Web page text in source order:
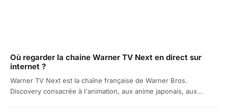
Où regarder la chaine Warner TV Next en direct sur
internet ?
Warner TV Next est la chaîne française de Warner Bros.
Discovery consacrée à l'animation, aux anime japonais, aux...